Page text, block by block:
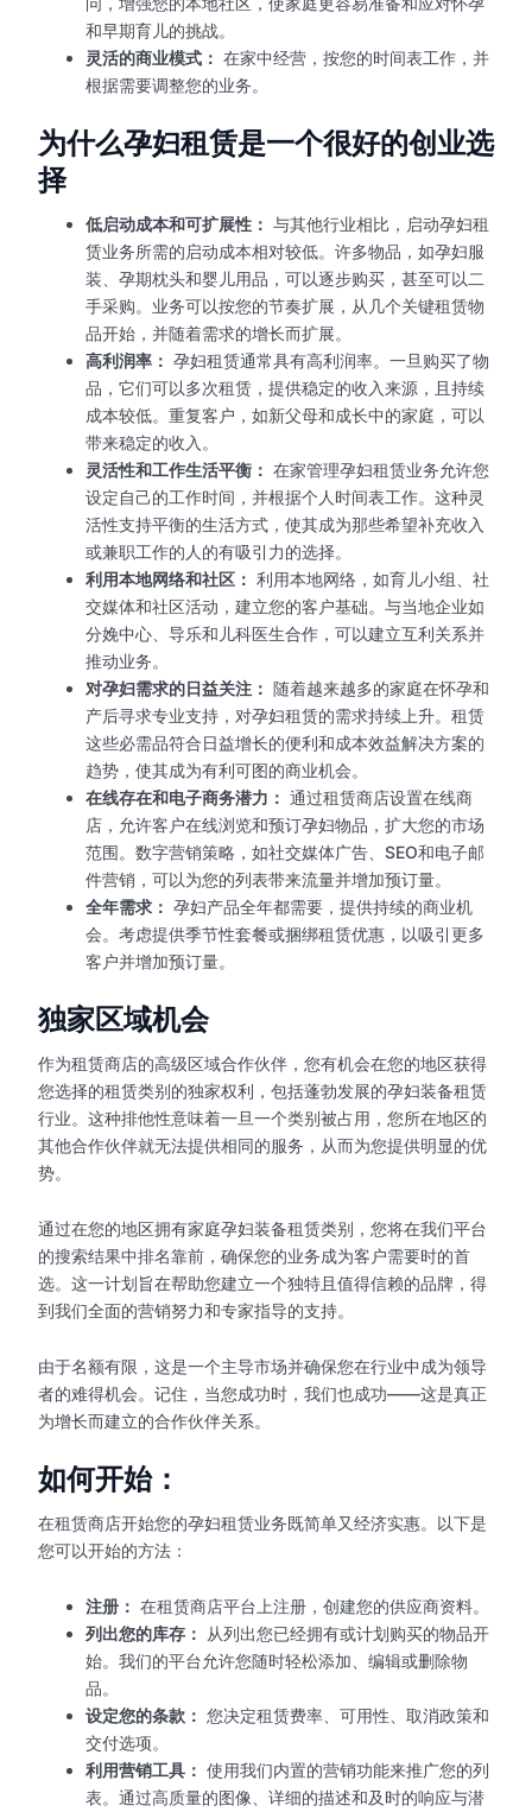
和早期育儿的挑战。
灵活的商业模式： 在家中经营，按您的时间表工作，并
根据需要调整您的业务。
为什么孕妇租赁是一个很好的创业选
择
低启动成本和可扩展性： 与其他行业相比，启动孕妇租
赁业务所需的启动成本相对较低。许多物品，如孕妇服
装、孕期枕头和婴儿用品，可以逐步购买，甚至可以二
手采购。业务可以按您的节奏扩展，从几个关键租赁物
品开始，并随着需求的增长而扩展。
高利润率： 孕妇租赁通常具有高利润率。一旦购买了物
品，它们可以多次租赁，提供稳定的收入来源，且持续
成本较低。重复客户，如新父母和成长中的家庭，可以
带来稳定的收入。
灵活性和工作生活平衡： 在家管理孕妇租赁业务允许您
设定自己的工作时间，并根据个人时间表工作。这种灵
活性支持平衡的生活方式，使其成为那些希望补充收入
或兼职工作的人的有吸引力的选择。
利用本地网络和社区： 利用本地网络，如育儿小组、社
交媒体和社区活动，建立您的客户基础。与当地企业如
分娩中心、导乐和儿科医生合作，可以建立互利关系并
推动业务。
对孕妇需求的日益关注： 随着越来越多的家庭在怀孕和
产后寻求专业支持，对孕妇租赁的需求持续上升。租赁
这些必需品符合日益增长的便利和成本效益解决方案的
趋势，使其成为有利可图的商业机会。
在线存在和电子商务潜力： 通过租赁商店设置在线商
店，允许客户在线浏览和预订孕妇物品，扩大您的市场
范围。数字营销策略，如社交媒体广告、SEO和电子邮
件营销，可以为您的列表带来流量并增加预订量。
全年需求： 孕妇产品全年都需要，提供持续的商业机
会。考虑提供季节性套餐或捆绑租赁优惠，以吸引更多
客户并增加预订量。
独家区域机会
作为租赁商店的高级区域合作伙伴，您有机会在您的地区获得
您选择的租赁类别的独家权利，包括蓬勃发展的孕妇装备租赁
行业。这种排他性意味着一旦一个类别被占用，您所在地区的
其他合作伙伴就无法提供相同的服务，从而为您提供明显的优
势。
通过在您的地区拥有家庭孕妇装备租赁类别，您将在我们平台
的搜索结果中排名靠前，确保您的业务成为客户需要时的首
选。这一计划旨在帮助您建立一个独特且值得信赖的品牌，得
到我们全面的营销努力和专家指导的支持。
由于名额有限，这是一个主导市场并确保您在行业中成为领导
者的难得机会。记住，当您成功时，我们也成功——这是真正
为增长而建立的合作伙伴关系。
如何开始：
在租赁商店开始您的孕妇租赁业务既简单又经济实惠。以下是
您可以开始的方法：
注册： 在租赁商店平台上注册，创建您的供应商资料。
列出您的库存：
从列出您已经拥有或计划购买的物品开
始。我们的平台允许您随时轻松添加、编辑或删除物
品。
设定您的条款： 您决定租赁费率、可用性、取消政策和
交付选项。
利用营销工具： 使用我们内置的营销功能来推广您的列
表。通过高质量的图像、详细的描述和及时的响应与潜